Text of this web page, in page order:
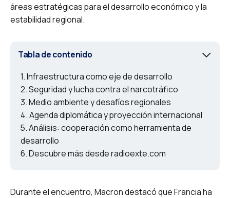
áreas estratégicas para el desarrollo económico y la
estabilidad regional.
Tabla de contenido
Infraestructura como eje de desarrollo
Seguridad y lucha contra el narcotráfico
Medio ambiente y desafíos regionales
Agenda diplomática y proyección internacional
Análisis: cooperación como herramienta de
desarrollo
Descubre más desde radioexte.com
Durante el encuentro, Macron destacó que Francia ha